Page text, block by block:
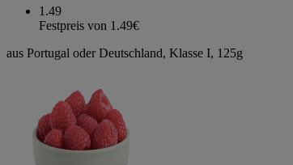
1.49
Festpreis von 1.49€
aus Portugal oder Deutschland, Klasse I, 125g